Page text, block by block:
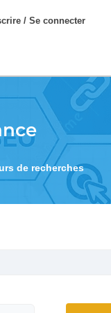
/ Se connecter
de recherches